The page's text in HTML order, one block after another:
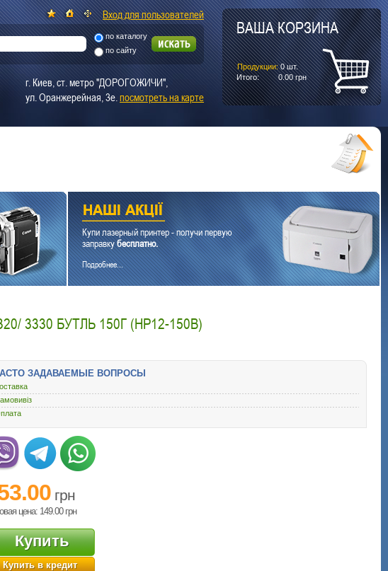
Купи лазерный принтер - получи первую
заправкубесплатно.
Подробнее...
3330 БУТЛЬ 150Г (HP12-150B)
ЗАДАВАЕМЫЕ ВОПРОСЫ
грн
цена: 149.00 грн
Купить
Купить в кредит
ВАША КОРЗИНА
Продукции: 0шт.
Итого:
0.00 грн
Вход для пользователей
по каталогу
по сайту
г. Киев, ст. метро "ДОРОГОЖИЧИ",
ул. Оранжерейная, 3е.посмотреть на карте